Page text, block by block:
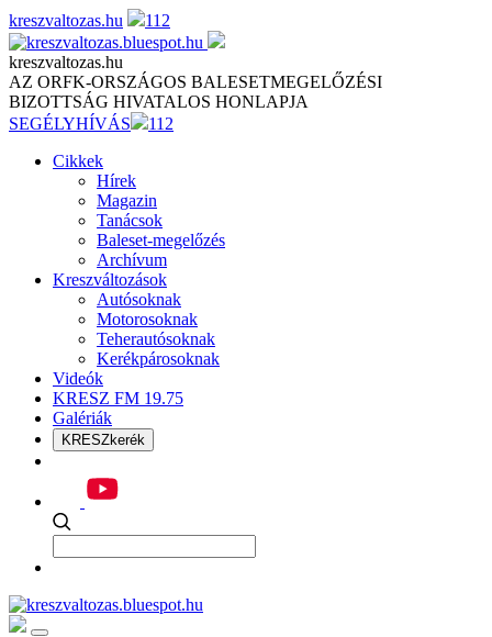
Skip
to
content
kreszvaltozas.hu 112
kreszvaltozas.hu
AZ ORFK-ORSZÁGOS BALESETMEGELŐZÉSI
BIZOTTSÁG HIVATALOS HONLAPJA
SEGÉLYHÍVÁS
112
Cikkek
Hírek
Magazin
Tanácsok
Baleset-megelőzés
Archívum
Kreszváltozások
Autósoknak
Motorosoknak
Teherautósoknak
Kerékpárosoknak
Videók
KRESZ FM 19.75
Galériák
KRESZkerék